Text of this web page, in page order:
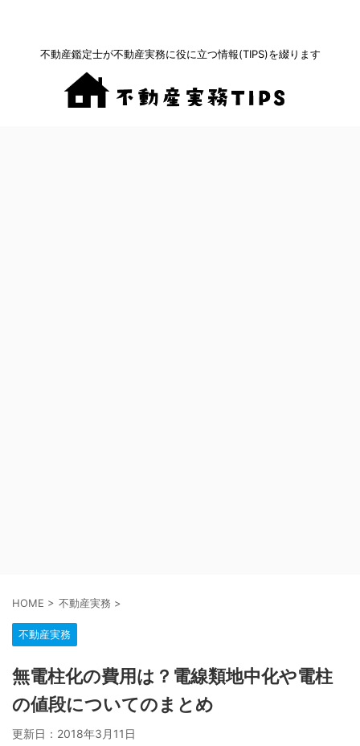
不動産鑑定士が不動産実務に役に立つ情報(TIPS)を綴ります
HOME > 不動産実務 >
不動産実務
無電柱化の費用は？電線類地中化や電柱
の値段についてのまとめ
更新日： 2018年3月11日